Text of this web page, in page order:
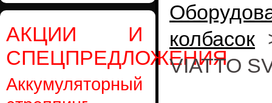
АКЦИИ И
СПЕЦПРЕДЛОЖЕНИЯ
Аккумуляторный
колбасок
VIATTO